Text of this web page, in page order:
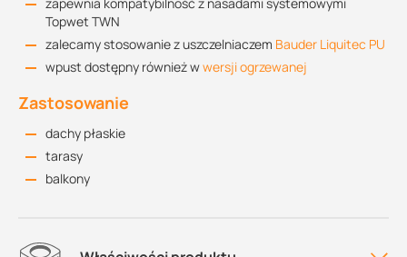
Topwet TWN
zalecamy stosowanie z uszczelniaczem Bauder Liquitec PU
wpust dostępny również wwersji ogrzewanej
Zastosowanie
dachy płaskie
tarasy
balkony